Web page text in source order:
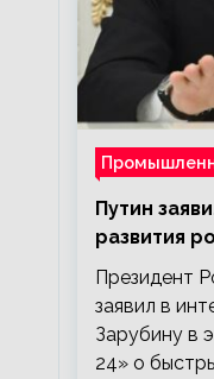
Путин
развития
Президент
заявил в
Зарубину в
24» о